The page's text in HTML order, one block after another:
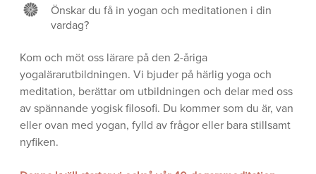
Önskar du få in yogan och meditationen i din
vardag?
Kom och möt oss lärare på den 2-åriga
yogalärarutbildningen. Vi bjuder på härlig yoga och
meditation, berättar om utbildningen och delar med oss
av spännande yogisk filosofi. Du kommer som du är, van
eller ovan med yogan, fylld av frågor eller bara stillsamt
nyfiken.